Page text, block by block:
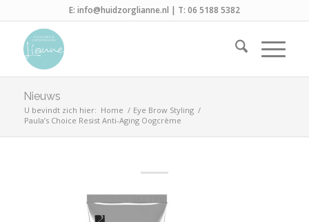
E: info@huidzorglianne.nl | T: 06 5188 5382
Nieuws
U bevindt zich hier: Home / Eye Brow Styling /
Paula’s Choice Resist Anti-Aging Oogcrème